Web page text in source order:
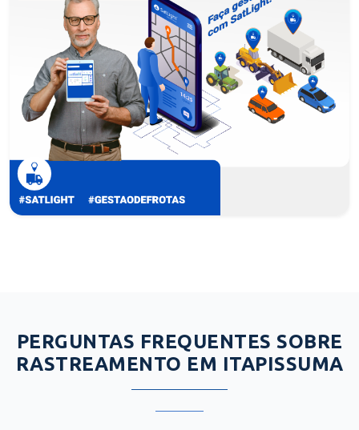
PERGUNTAS FREQUENTES SOBRE
RASTREAMENTO EM ITAPISSUMA